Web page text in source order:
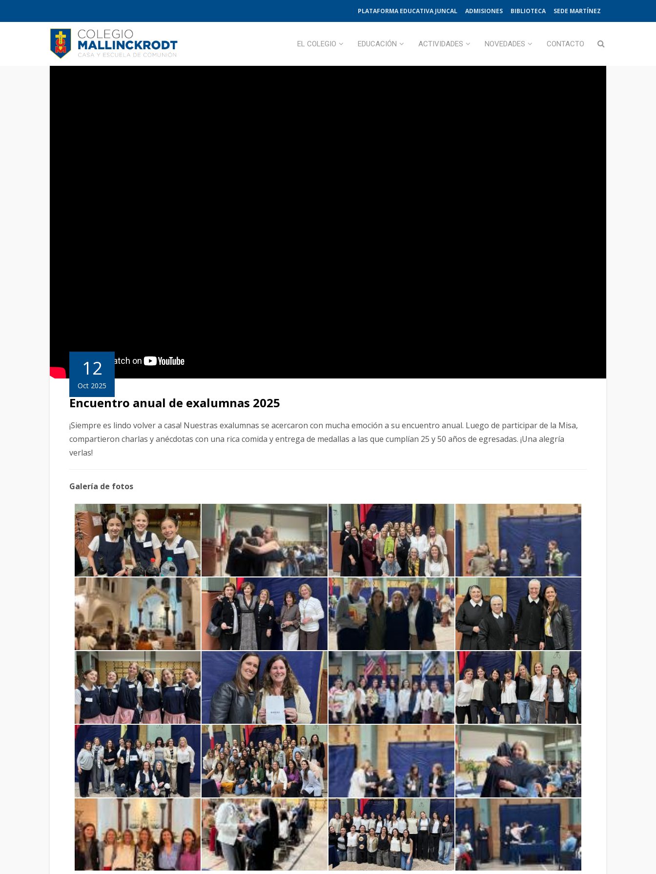
PLATAFORMA EDUCATIVA JUNCAL ADMISIONES BIBLIOTECA SEDE MARTÍNEZ
EL COLEGIO EDUCACIÓN ACTIVIDADES NOVEDADES CONTACTO
12
Oct 2025
Encuentro anual de exalumnas 2025
¡Siempre es lindo volver a casa! Nuestras exalumnas se acercaron con mucha emoción a su encuentro anual. Luego de participar de la Misa,
compartieron charlas y anécdotas con una rica comida y entrega de medallas a las que cumplían 25 y 50 años de egresadas. ¡Una alegría
verlas!
Galería de fotos